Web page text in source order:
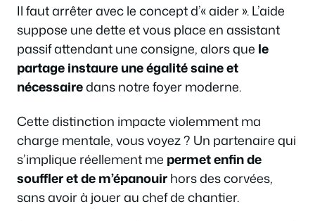
Il faut arrêter avec le concept d’« aider ». L’aide
suppose une dette et vous place en assistant
passif attendant une consigne, alors que le
partage instaure une égalité saine et
nécessairedans notre foyer moderne.
Cette distinction impacte violemment ma
charge mentale, vous voyez ? Un partenaire qui
s’implique réellement me permet enfin de
souffler et de m’épanouirhors des corvées,
sans avoir à jouer au chef de chantier.